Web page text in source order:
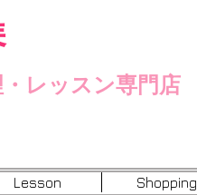
レッスン専門店
Lesson Shopping